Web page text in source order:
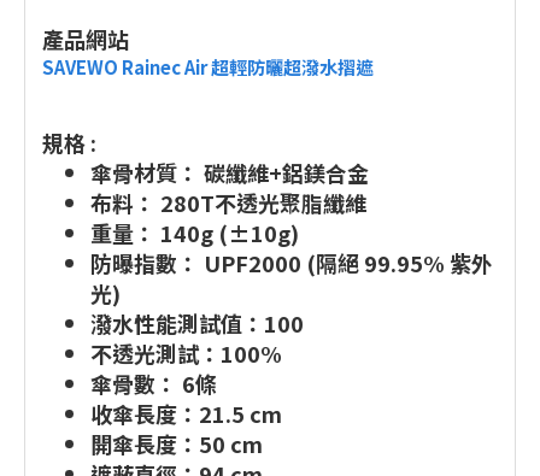
產品網站
SAVEWO Rainec Air 超輕防曬超潑水摺遮
規格 :
傘骨材質： 碳纖維+鋁鎂合金
布料： 280T不透光聚脂纖維
重量： 140g (±10g)
防曝指數： UPF2000 (隔絕 99.95% 紫外
光)
潑水性能測試值：100
不透光測試：100%
傘骨數： 6條
收傘長度：21.5 cm
開傘長度：50 cm